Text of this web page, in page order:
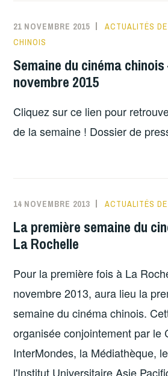
–
ÉDITION
21 NOVEMBRE 2015 ACTUALITÉS
CHINOIS
Semaine du cinéma chinois
novembre 2015
Cliquez sur ce lien pour
de la semaine ! Dossier de
14 NOVEMBRE 2013 ACTUALITÉS
La première semaine du
La Rochelle
Pour la première fois à La
novembre 2013, aura lieu la
semaine du cinéma chinois.
organisée conjointement par le
InterMondes, la Médiathèque,
l'Institut Universitaire Asie